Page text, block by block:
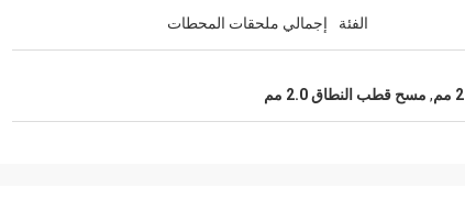
الفئة إجمالي ملحقات المحطات
, مسح قطب النطاق 2.0 مم